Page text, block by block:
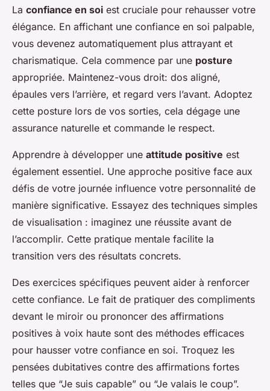
La confiance en soi est cruciale pour rehausser votre
élégance. En affichant une confiance en soi palpable,
vous devenez automatiquement plus attrayant et
charismatique. Cela commence par une posture
appropriée. Maintenez-vous droit: dos aligné,
épaules vers l’arrière, et regard vers l’avant. Adoptez
cette posture lors de vos sorties, cela dégage une
assurance naturelle et commande le respect.
Apprendre à développer une attitude positive est
également essentiel. Une approche positive face aux
défis de votre journée influence votre personnalité de
manière significative. Essayez des techniques simples
de visualisation : imaginez une réussite avant de
l’accomplir. Cette pratique mentale facilite la
transition vers des résultats concrets.
Des exercices spécifiques peuvent aider à renforcer
cette confiance. Le fait de pratiquer des compliments
devant le miroir ou prononcer des affirmations
positives à voix haute sont des méthodes efficaces
pour hausser votre confiance en soi. Troquez les
pensées dubitatives contre des affirmations fortes
telles que “Je suis capable” ou “Je valais le coup”.